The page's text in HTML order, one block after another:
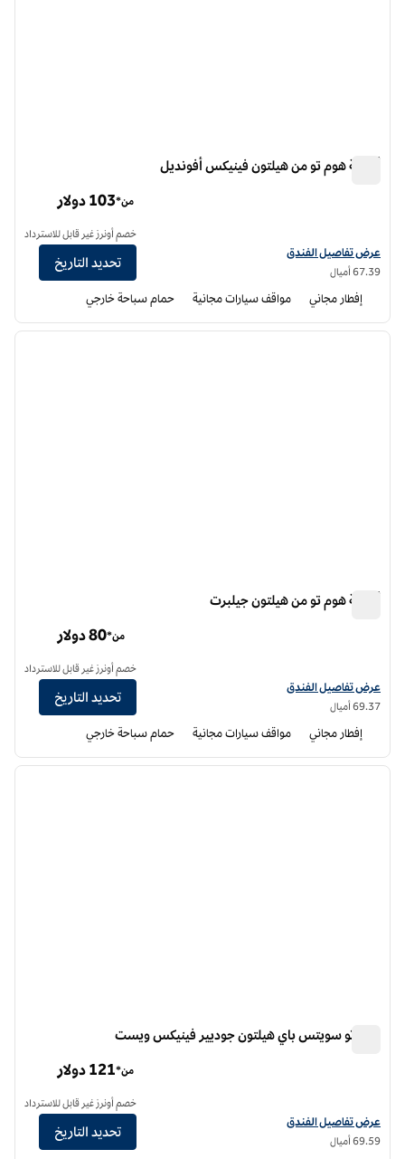
أجنحة هوم تو من هيلتون فينيكس أفونديل
عرض تفاصيل الفندق أجنحة هوم تو من هيلتون فينيكس أفونديل
عرض تفاصيل الفندق
67.39 أميال
من*103 دولار
خصم أونرز غير قابل للاسترداد
تحديد التاريخ
إفطار مجاني مواقف سيارات مجانية حمام سباحة خارجي
1 من 11
الصورة
أجنحة هوم تو من هيلتون جيلبرت
عرض تفاصيل الفندق أجنحة هوم تو من هيلتون جيلبرت
عرض تفاصيل الفندق
69.37 أميال
من*80 دولار
خصم أونرز غير قابل للاسترداد
تحديد التاريخ
إفطار مجاني مواقف سيارات مجانية حمام سباحة خارجي
1 من 12
الصورة
هوم تو سويتس باي هيلتون جوديير فينيكس ويست
عرض تفاصيل الفندق أجنحة هوم تو من هيلتون جوديير فينيكس ويست
عرض تفاصيل الفندق
69.59 أميال
من*121 دولار
خصم أونرز غير قابل للاسترداد
تحديد التاريخ